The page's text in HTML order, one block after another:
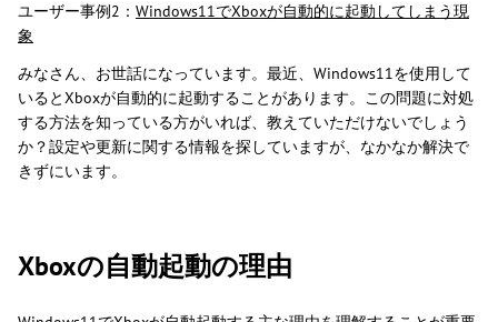
ユーザー事例2： Windows11でXboxが自動的に起動してしまう現
象
みなさん、お世話になっています。最近、Windows11を使用して
いるとXboxが自動的に起動することがあります。この問題に対処
する方法を知っている方がいれば、教えていただけないでしょう
か？設定や更新に関する情報を探していますが、なかなか解決で
きずにいます。
Xboxの自動起動の理由